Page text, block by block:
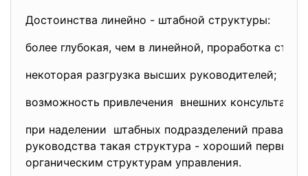
Достоинства линейно - штабной структуры:
более глубокая, чем в линейной, проработка
некоторая разгрузка высших руководителей;
возможность привлечения внешних
при наделении штабных подразделений правами
руководства такая структура - хороший первый
органическим структурам управления.